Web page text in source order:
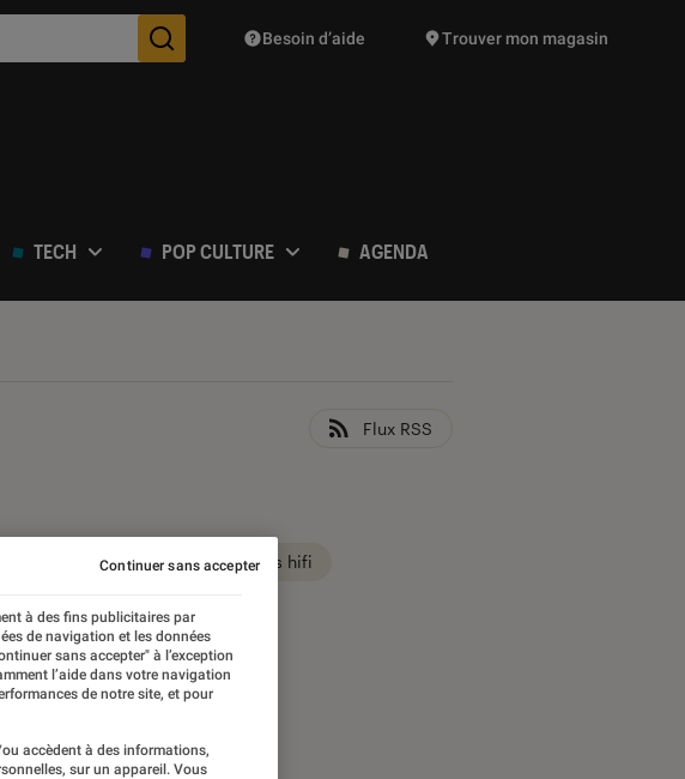
Des suggestions de produits vont vous être proposées
Besoin d’aide Trouver mon magasin
TECH POP CULTURE AGENDA
Flux RSS
Smartphone Son casques hifi
à des fins publicitaires par
de navigation et les données
sans accepter" à l’exception
l’aide dans votre navigation
de notre site, et pour
accèdent à des informations,
sur un appareil. Vous
Continuer sans accepter